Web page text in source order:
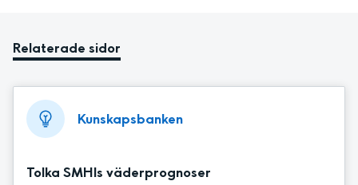
Relaterade sidor
Kunskapsbanken
Tolka SMHIs väderprognoser